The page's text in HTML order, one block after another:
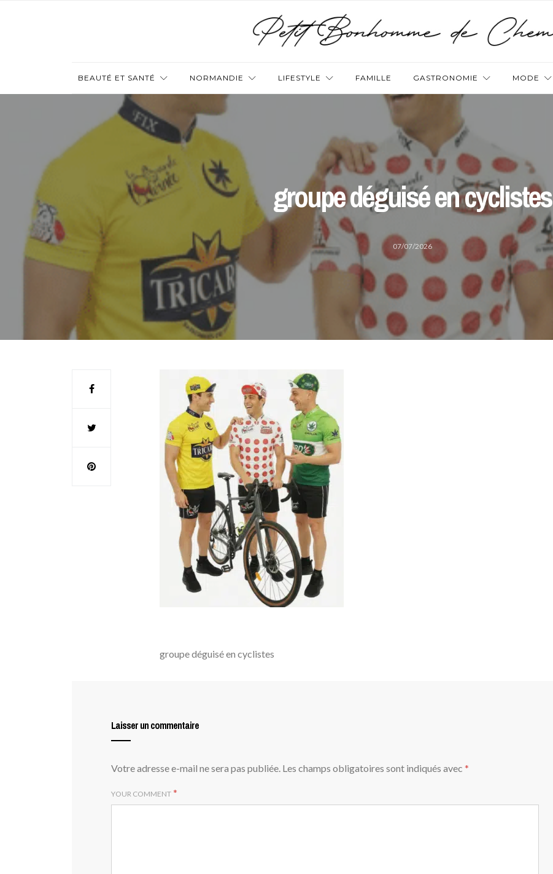
BEAUTÉ ET SANTÉ NORMANDIE LIFESTYLE FAMILLE GASTRONOMIE MODE
groupe déguisé en cyclistes
07/07/2026
groupe déguisé en cyclistes
Laisser un commentaire
Votre adresse e-mail ne sera pas publiée. Les champs obligatoires sont indiqués avec *
YOUR COMMENT *